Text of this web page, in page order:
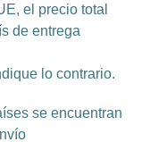
el precio total
de entrega
lo contrario.
se encuentran